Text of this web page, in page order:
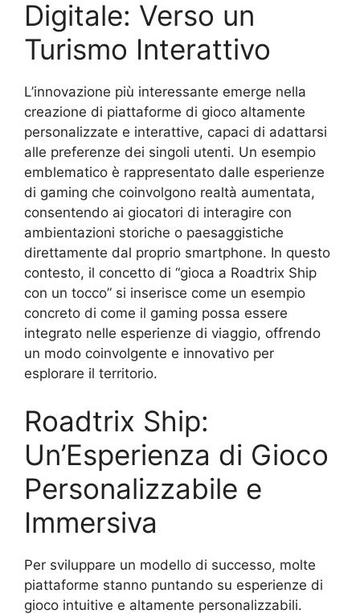
Digitale: Verso un
Turismo Interattivo
L’innovazione più interessante emerge nella
creazione di piattaforme di gioco altamente
personalizzate e interattive, capaci di adattarsi
alle preferenze dei singoli utenti. Un esempio
emblematico è rappresentato dalle esperienze
di gaming che coinvolgono realtà aumentata,
consentendo ai giocatori di interagire con
ambientazioni storiche o paesaggistiche
direttamente dal proprio smartphone. In questo
contesto, il concetto di “gioca a Roadtrix Ship
con un tocco” si inserisce come un esempio
concreto di come il gaming possa essere
integrato nelle esperienze di viaggio, offrendo
un modo coinvolgente e innovativo per
esplorare il territorio.
Roadtrix Ship:
Un’Esperienza di Gioco
Personalizzabile e
Immersiva
Per sviluppare un modello di successo, molte
piattaforme stanno puntando su esperienze di
gioco intuitive e altamente personalizzabili.